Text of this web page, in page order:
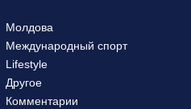
Молдова
Международный спорт
Lifestyle
Другое
Комментарии